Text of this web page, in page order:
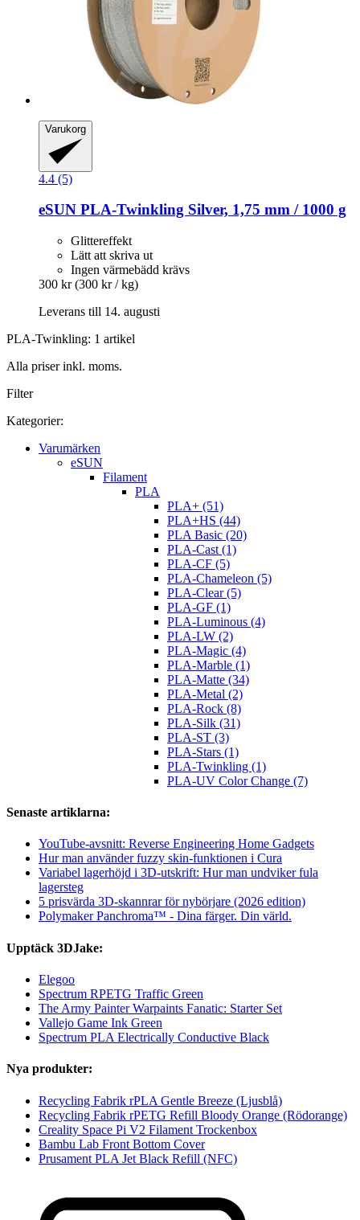
Varukorg
4.4 (5)
eSUN PLA-​Twinkling Silver, 1,75 mm / 1000 g
Glittereffekt
Lätt att skriva ut
Ingen värmebädd krävs
300 kr (300 kr / kg)
Leverans till 14. augusti
PLA-Twinkling: 1 artikel
Alla priser inkl. moms.
Filter
Kategorier:
Varumärken
eSUN
Filament
PLA
PLA+ (51)
PLA+HS (44)
PLA Basic (20)
PLA-Cast (1)
PLA-CF (5)
PLA-Chameleon (5)
PLA-Clear (5)
PLA-GF (1)
PLA-Luminous (4)
PLA-LW (2)
PLA-Magic (4)
PLA-Marble (1)
PLA-Matte (34)
PLA-Metal (2)
PLA-Rock (8)
PLA-Silk (31)
PLA-ST (3)
PLA-Stars (1)
PLA-Twinkling (1)
PLA-UV Color Change (7)
Senaste artiklarna:
YouTube-avsnitt: Reverse Engineering Home Gadgets
Hur man använder fuzzy skin-funktionen i Cura
Variabel lagerhöjd i 3D-utskrift: Hur man undviker fula
lagersteg
5 prisvärda 3D-skannrar för nybörjare (2026 edition)
Polymaker Panchroma™ - Dina färger. Din värld.
Upptäck 3DJake:
Elegoo
Spectrum RPETG Traffic Green
The Army Painter Warpaints Fanatic: Starter Set
Vallejo Game Ink Green
Spectrum PLA Electrically Conductive Black
Nya produkter:
Recycling Fabrik rPLA Gentle Breeze (Ljusblå)
Recycling Fabrik rPETG Refill Bloody Orange (Rödorange)
Creality Space Pi V2 Filament Trockenbox
Bambu Lab Front Bottom Cover
Prusament PLA Jet Black Refill (NFC)